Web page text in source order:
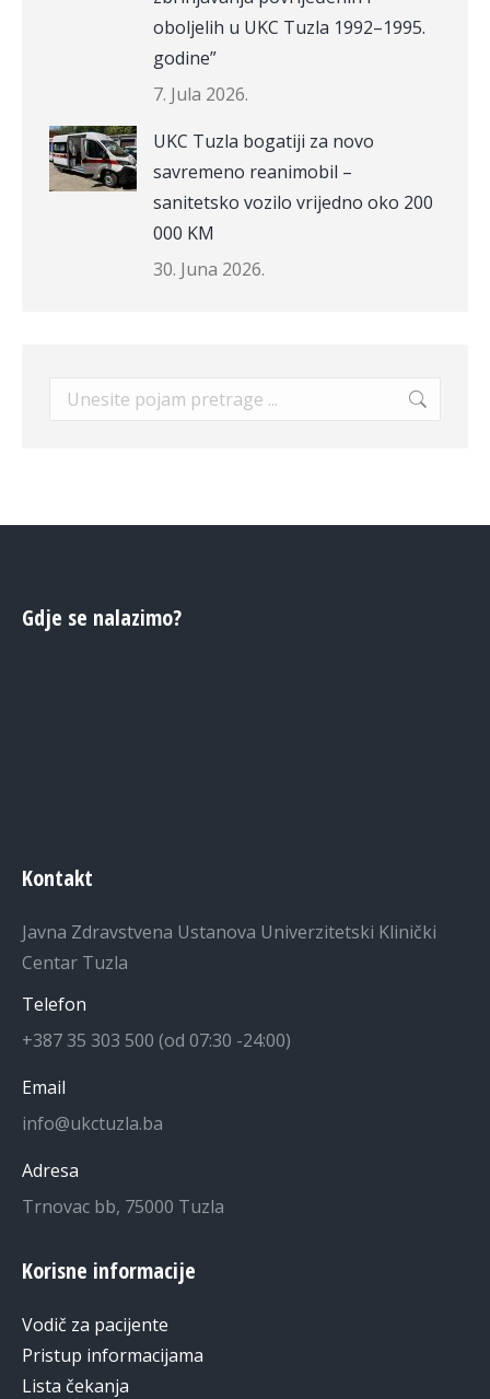
oboljelih u UKC Tuzla 1992–1995.
godine”
7. Jula 2026.
UKC Tuzla bogatiji za novo
savremeno reanimobil –
sanitetsko vozilo vrijedno oko 200
000 KM
30. Juna 2026.
Search:
Gdje se nalazimo?
Kontakt
Javna Zdravstvena Ustanova Univerzitetski Klinički
Centar Tuzla
Telefon
+387 35 303 500 (od 07:30 -24:00)
Email
info@ukctuzla.ba
Adresa
Trnovac bb, 75000 Tuzla
Korisne informacije
Vodič za pacijente
Pristup informacijama
Lista čekanja